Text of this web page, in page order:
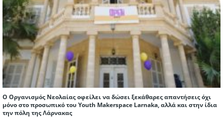
Ο Οργανισμός Νεολαίας οφείλει να δώσει ξεκάθαρες απαντήσεις όχι
μόνο στο προσωπικό του Youth Makerspace Larnaka, αλλά και στην ίδια
την πόλη της Λάρνακας